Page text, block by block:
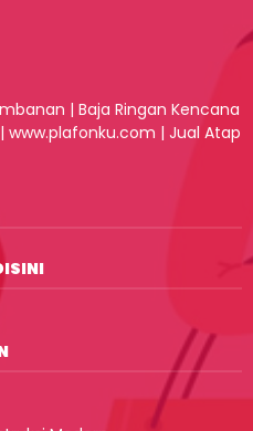
| Baja Ringan Kencana
| www.plafonku.com | Jual Atap